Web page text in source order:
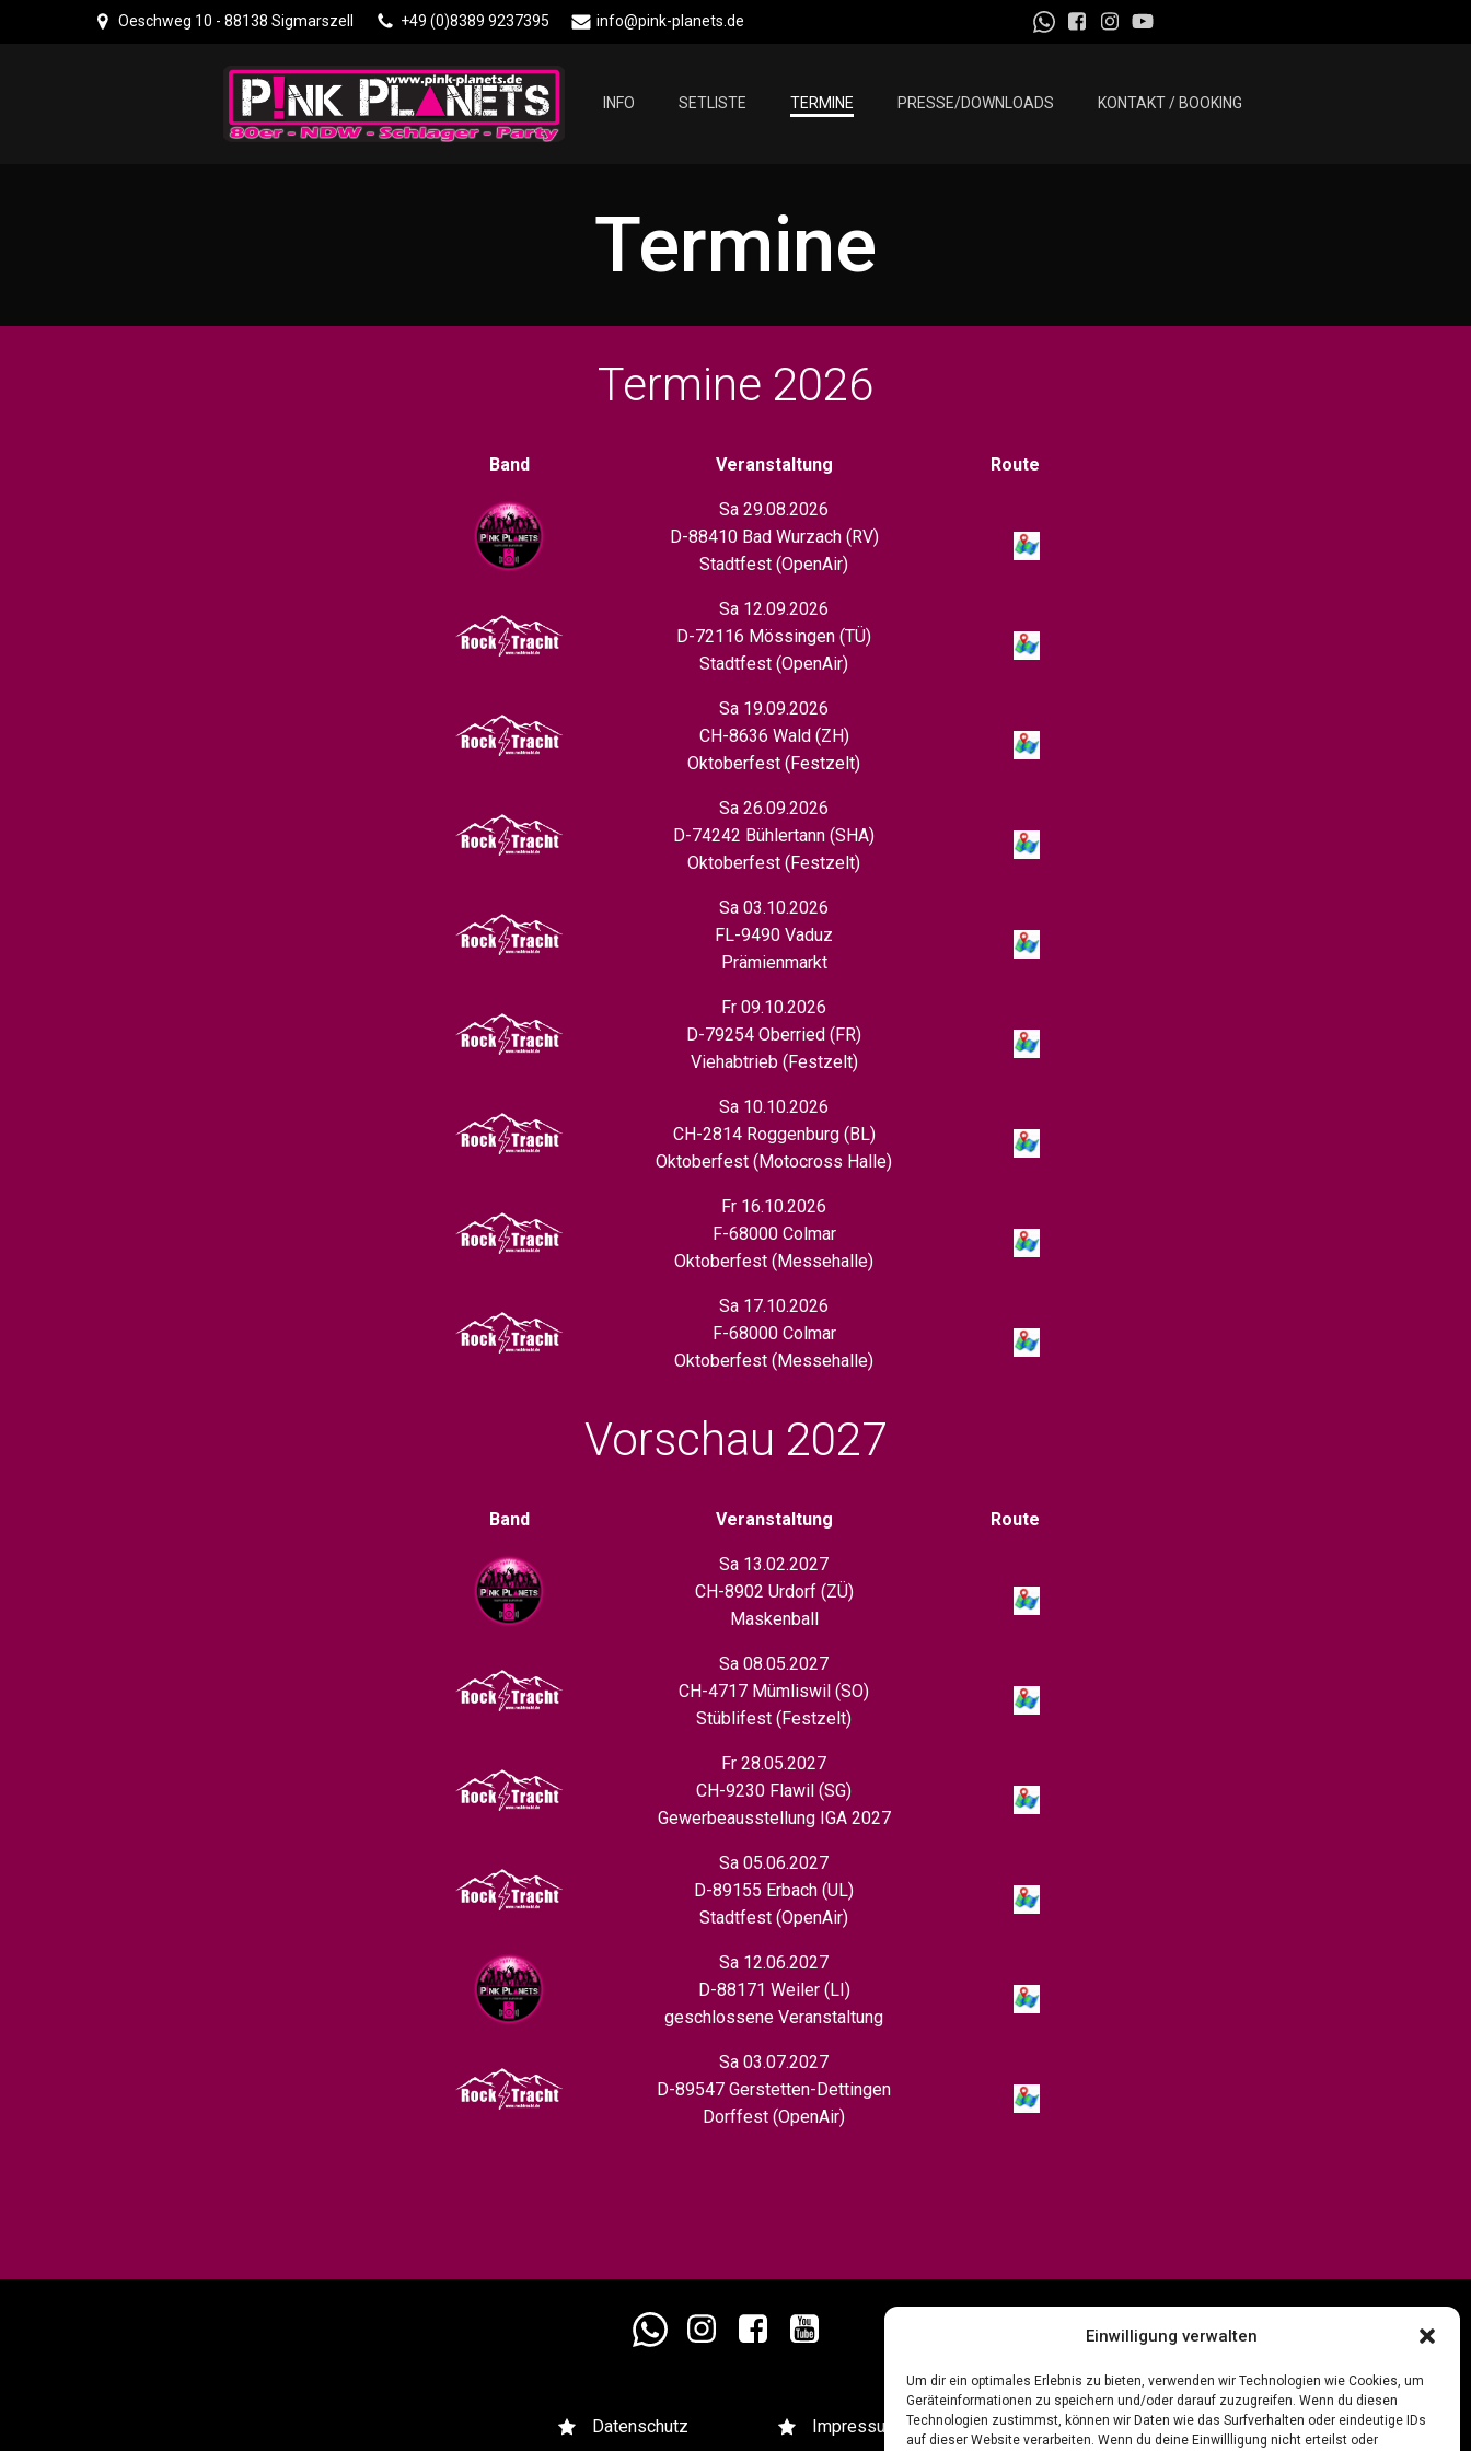
Einwilligung verwalten
Um dir ein optimales Erlebnis zu bieten, verwenden wir Technologien wie Cookies, um
Geräteinformationen zu speichern und/oder darauf zuzugreifen. Wenn du diesen
Technologien zustimmst, können wir Daten wie das Surfverhalten oder eindeutige IDs
auf dieser Website verarbeiten. Wenn du deine Einwillligung nicht erteilst oder
Oeschweg 10 - 88138 Sigmarszell +49 (0)8389 9237395 info@pink-planets.de
INFO SETLISTE TERMINE PRESSE/DOWNLOADS KONTAKT / BOOKING
Termine
Termine 2026
Band Veranstaltung Route
Sa 29.08.2026
D-88410 Bad Wurzach (RV)
Stadtfest (OpenAir)
Sa 12.09.2026
D-72116 Mössingen (TÜ)
Stadtfest (OpenAir)
Sa 19.09.2026
CH-8636 Wald (ZH)
Oktoberfest (Festzelt)
Sa 26.09.2026
D-74242 Bühlertann (SHA)
Oktoberfest (Festzelt)
Sa 03.10.2026
FL-9490 Vaduz
Prämienmarkt
Fr 09.10.2026
D-79254 Oberried (FR)
Viehabtrieb (Festzelt)
Sa 10.10.2026
CH-2814 Roggenburg (BL)
Oktoberfest (Motocross Halle)
Fr 16.10.2026
F-68000 Colmar
Oktoberfest (Messehalle)
Sa 17.10.2026
F-68000 Colmar
Oktoberfest (Messehalle)
Vorschau 2027
Band Veranstaltung Route
Sa 13.02.2027
CH-8902 Urdorf (ZÜ)
Maskenball
Sa 08.05.2027
CH-4717 Mümliswil (SO)
Stüblifest (Festzelt)
Fr 28.05.2027
CH-9230 Flawil (SG)
Gewerbeausstellung IGA 2027
Sa 05.06.2027
D-89155 Erbach (UL)
Stadtfest (OpenAir)
Sa 12.06.2027
D-88171 Weiler (LI)
geschlossene Veranstaltung
Sa 03.07.2027
D-89547 Gerstetten-Dettingen
Dorffest (OpenAir)
Datenschutz Impressum